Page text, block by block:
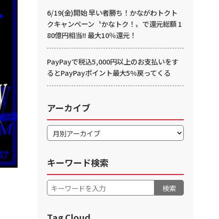
6/19(金)開始 早い者勝ち！かながわトクト
クキャンペーン〝かなトク！〟で還元総額 1
80億円相当!! 最大10％還元！
PayPayで税込5,000円以上のお支払いをす
るとPayPayポイント最大5%戻ってくる
アーカイブ
キーワード検索
検索